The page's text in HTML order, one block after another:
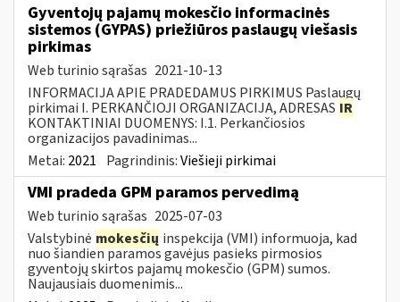
Gyventojų pajamų mokesčio informacinės
sistemos (GYPAS) priežiūros paslaugų viešasis
pirkimas
Web turinio sąrašas 2021-10-13
INFORMACIJA APIE PRADEDAMUS PIRKIMUS Paslaugų
pirkimai I. PERKANČIOJI ORGANIZACIJA, ADRESAS IR
KONTAKTINIAI DUOMENYS: I.1. Perkančiosios
organizacijos pavadinimas...
Metai: 2021 Pagrindinis:Viešieji pirkimai
VMI pradeda GPM paramos pervedimą
Web turinio sąrašas 2025-07-03
Valstybinė mokesčių inspekcija (VMI) informuoja, kad
nuo šiandien paramos gavėjus pasieks pirmosios
gyventojų skirtos pajamų mokesčio (GPM) sumos.
Naujausiais duomenimis...